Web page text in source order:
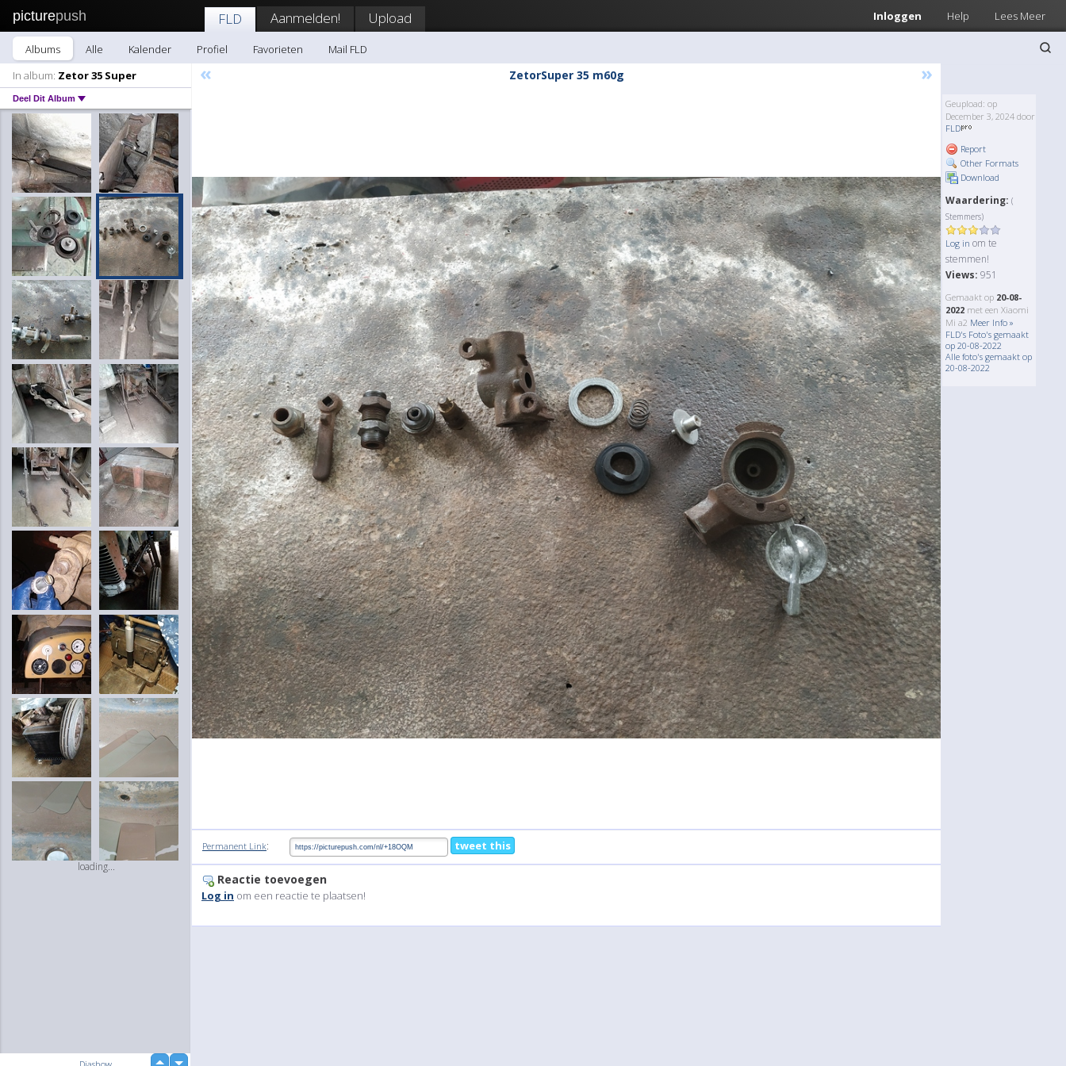
picturepush Inloggen Help Lees Meer
FLD Aanmelden! Upload
Albums Alle Kalender Profiel Favorieten
Mail FLD
In album: Zetor 35 Super
Deel Dit Album
loading...
« ZetorSuper 35 m60g »
Geupload: op
December 3, 2024 door
FLD
Report
Other Formats
Download
Waardering: (
Stemmers)
Log in om te
stemmen!
Views: 951
Gemaakt op 20-08-
2022 met een Xiaomi
Mi a2 Meer Info »
FLD's Foto's gemaakt
op 20-08-2022
Alle foto's gemaakt op
20-08-2022
Permanent Link: tweet this
Reactie toevoegen
Log in om een reactie te plaatsen!